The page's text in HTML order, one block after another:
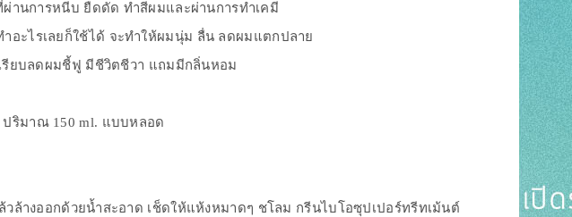
ผ่านการหนีบ ยืดดัด ทำสีผมและผ่านการทำเคมี
อะไรเลยก็ใช้ได้ จะทำให้ผมนุ่ม ลื่น ลดผมแตกปลาย
รียบลดผมชี้ฟู มีชีวิตชีวา แถมมีกลิ่นหอม
ปริมาณ 150 ml. แบบหลอด
างออกด้วยน้ำสะอาด เช็ดให้แห้งหมาดๆ ชโลม กรีนไบโอซุปเปอร์ทรีทเม้นต์